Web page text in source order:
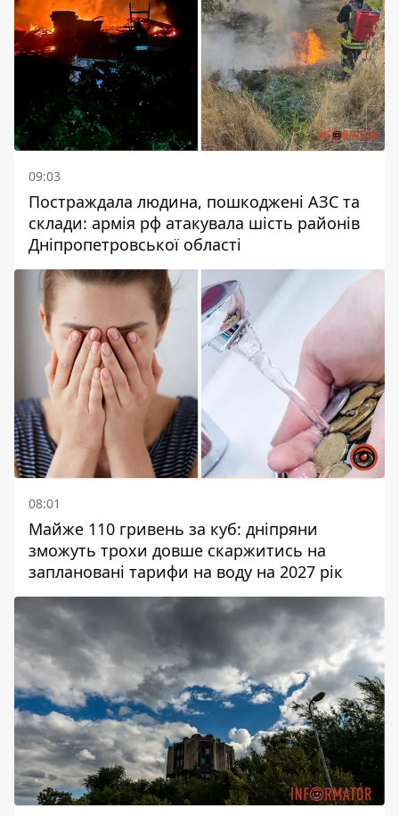
09:03
Постраждала людина, пошкоджені АЗС та
склади: армія рф атакувала шість районів
Дніпропетровської області
08:01
Майже 110 гривень за куб: дніпряни
зможуть трохи довше скаржитись на
заплановані тарифи на воду на 2027 рік